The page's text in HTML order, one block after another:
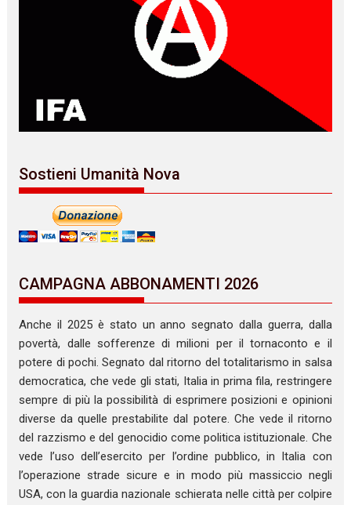
Sostieni Umanità Nova
CAMPAGNA ABBONAMENTI 2026
Anche il 2025 è stato un anno segnato dalla guerra, dalla
povertà, dalle sofferenze di milioni per il tornaconto e il
potere di pochi. Segnato dal ritorno del totalitarismo in salsa
democratica, che vede gli stati, Italia in prima fila, restringere
sempre di più la possibilità di esprimere posizioni e opinioni
diverse da quelle prestabilite dal potere. Che vede il ritorno
del razzismo e del genocidio come politica istituzionale. Che
vede l’uso dell’esercito per l’ordine pubblico, in Italia con
l’operazione strade sicure e in modo più massiccio negli
USA, con la guardia nazionale schierata nelle città per colpire